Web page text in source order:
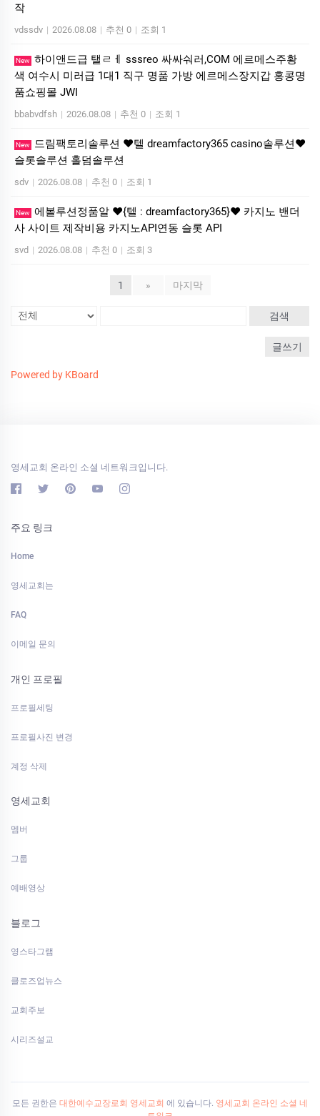
작
vdssdv | 2026.08.08 | 추천 0 | 조회 1
New 하이앤드급 탤ㄹㅔ sssreo 싸싸숴러,COM 에르메스주황
색 여수시 미러급 1대1 직구 명품 가방 에르메스장지갑 홍콩명
품쇼핑몰 JWI
bbabvdfsh | 2026.08.08 | 추천 0 | 조회 1
New
드림팩토리솔루션 ❤️텔 dreamfactory365 casino솔루션❤️
슬롯솔루션 홀덤솔루션
sdv | 2026.08.08 | 추천 0 | 조회 1
New 에볼루션정품알 ❤️{텔 : dreamfactory365}❤️ 카지노 밴더
사 사이트 제작비용 카지노API연동 슬롯 API
svd | 2026.08.08 | 추천 0 | 조회 3
1 » 마지막
검색
글쓰기
Powered by KBoard
영세교회 온라인 소셜 네트워크입니다.
주요 링크
Home
영세교회는
FAQ
이메일 문의
개인 프로필
프로필세팅
프로필사진 변경
계정 삭제
영세교회
멤버
그룹
예배영상
블로그
영스타그램
클로즈업뉴스
교회주보
시리즈설교
모든 권한은 대한예수교장로회 영세교회 에 있습니다. 영세교회 온라인 소셜 네